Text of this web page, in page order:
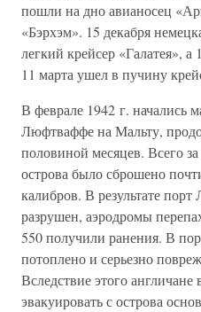
пошли на дно авианосец
«Бэрхэм». 15 декабря
легкий крейсер «Галатея»,
11 марта ушел в пучину
В феврале 1942 г. начались
Люфтваффе на Мальту,
половиной месяцев. Всего
острова было сброшено
калибров. В результате
разрушен, аэродромы
550 получили ранения. В
потоплено и серьезно
Вследствие этого
эвакуировать с острова